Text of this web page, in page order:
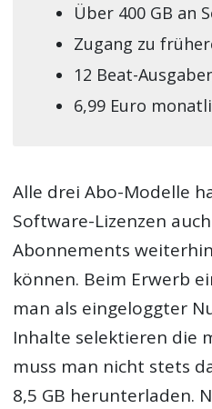
Über 400 GB an
Zugang zu
12 Beat-
6,99 Euro
Alle drei Abo-Modelle
Software-Lizenzen
Abonnements
können. Beim Erwerb
man als eingeloggter
Inhalte selektieren die
muss man nicht stets
8,5 GB herunterladen.